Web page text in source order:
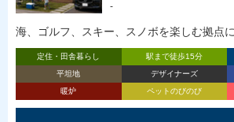
-
海、ゴルフ、スキー、スノボを楽しむ拠点に
定住・田舎暮らし 駅まで徒歩15分
平坦地
デザイナーズ
暖炉
ペットのびのび